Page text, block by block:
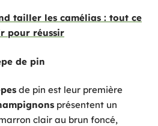
tailler les camélias : tout ce
pour réussir
de pin
de pin est leur première
présentent un
clair au brun foncé,